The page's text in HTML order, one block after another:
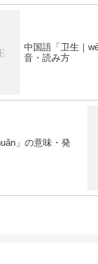
中国語「卫生｜
音・読み方
」の意味・発